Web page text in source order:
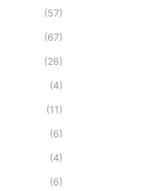
(57)
(67)
(26)
(4)
(11)
(6)
(4)
(6)